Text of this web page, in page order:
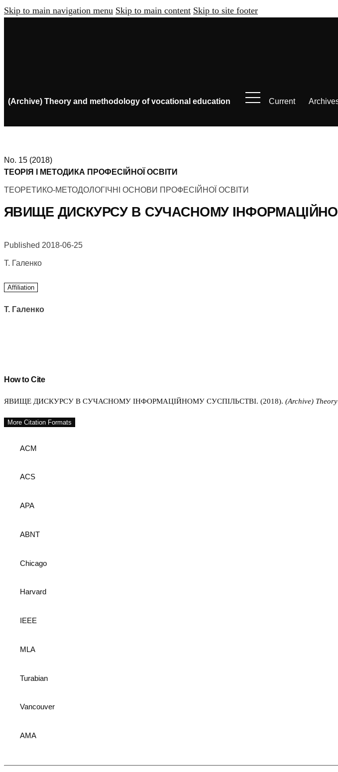
Skip to main navigation menu Skip to main content Skip to site footer
(Archive) Theory and methodology of vocational education Current
No. 15 (2018)
ТЕОРІЯ І МЕТОДИКА ПРОФЕСІЙНОЇ ОСВІТИ
ТЕОРЕТИКО-МЕТОДОЛОГІЧНІ ОСНОВИ ПРОФЕСІЙНОЇ ОСВІТИ
ЯВИЩЕ ДИСКУРСУ В СУЧАСНОМУ
Published 2018-06-25
Т. Галенко
Affiliation
Т. Галенко
How to Cite
ЯВИЩЕ ДИСКУРСУ В СУЧАСНОМУ ІНФОРМАЦІЙНОМУ СУСПІЛЬСТВІ. (2018). (Archive)
More Citation Formats
ACM
ACS
APA
ABNT
Chicago
Harvard
IEEE
MLA
Turabian
Vancouver
AMA